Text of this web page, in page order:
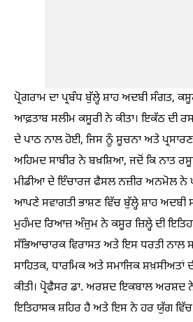
ਪ੍ਰੋਗਰਾਮ ਦਾ ਪ੍ਰਬੰਧ ਬੁੱਲ੍ਹੇ ਸ਼ਾਹ ਅਦਬੀ ਸੰਗਤ,
ਆਫ਼ਤਾਬ ਸਲੀਮ ਕਸੂਰੀ ਨੇ ਕੀਤਾ। ਇਕੱਠ ਦੀ
ਦੇ ਪਾਠ ਨਾਲ ਹੋਈ, ਜਿਸ ਨੂੰ ਸੂਚਨਾ ਅਤੇ
ਅਹਿਮਦ ਸਾਬੀਰ ਨੇ ਬਖ਼ਸ਼ਿਆ, ਜਦੋਂ ਕਿ ਨਾਤ
ਮੀਡੀਆ ਦੇ ਇੰਚਾਰਜ ਫੈਸਲ ਨਜ਼ੀਰ ਅਨਮੋਲ ਨੇ
ਆਪਣੇ ਸਵਾਗਤੀ ਭਾਸ਼ਣ ਵਿੱਚ ਬੁੱਲ੍ਹੇ ਸ਼ਾਹ ਅਦਬੀ
ਮੁਹੰਮਦ ਰਿਆਜ਼ ਅੰਜੁਮ ਨੇ ਕਸੂਰ ਜ਼ਿਲ੍ਹੇ ਦੀ
ਸੱਭਿਆਚਾਰਕ ਵਿਰਾਸਤ ਅਤੇ ਇਸ ਧਰਤੀ ਨਾਲ
ਸਾਹਿਤਕ, ਧਾਰਮਿਕ ਅਤੇ ਸਮਾਜਿਕ ਸ਼ਖ਼ਸੀਅਤਾਂ
ਕੀਤੀ। ਪ੍ਰੋਫੈਸਰ ਡਾ. ਅਰਸ਼ਦ ਇਕਬਾਲ ਅਰਸ਼ਦ
ਇਤਿਹਾਸਕ ਸ਼ਹਿਰ ਹੈ ਅਤੇ ਇਸ ਨੇ ਹਰ ਯੁੱਗ ਵਿੱਚ